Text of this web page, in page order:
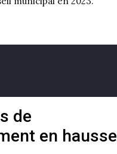
de
en hausse